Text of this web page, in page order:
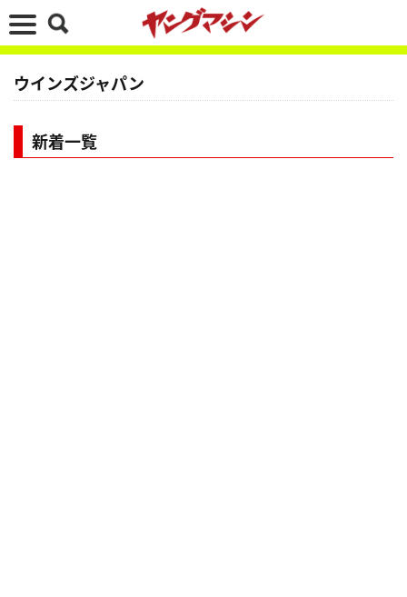
ウインズジャパン
新着一覧